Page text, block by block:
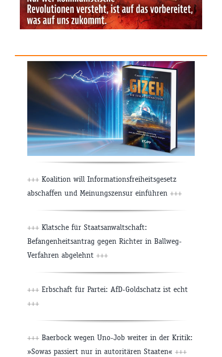
+++ Koalition will Informationsfreiheitsgesetz
abschaffen und Meinungszensur einführen +++
+++ Klatsche für Staatsanwaltschaft:
Befangenheitsantrag gegen Richter in Ballweg-
Verfahren abgelehnt +++
+++ Erbschaft für Partei: AfD-Goldschatz ist echt
+++
+++ Baerbock wegen Uno-Job weiter in der Kritik:
»Sowas passiert nur in autoritären Staaten« +++